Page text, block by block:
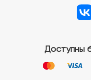
Доступны